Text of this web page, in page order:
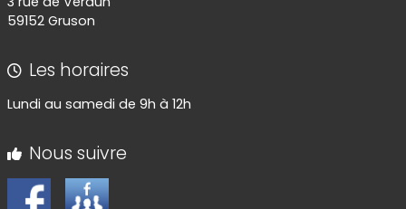
59152 Gruson
Les horaires
Lundi au samedi de 9h à 12h
Nous suivre